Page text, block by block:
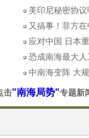
美印尼秘密协
又搞事！菲方
应对中国 日本
恐成南海最大
中南海变阵 大
击"南海局势"专题新